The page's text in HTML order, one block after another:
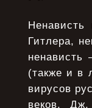
Ненависть
Гитлера,
ненависть
(также и в
вирусов
веков.